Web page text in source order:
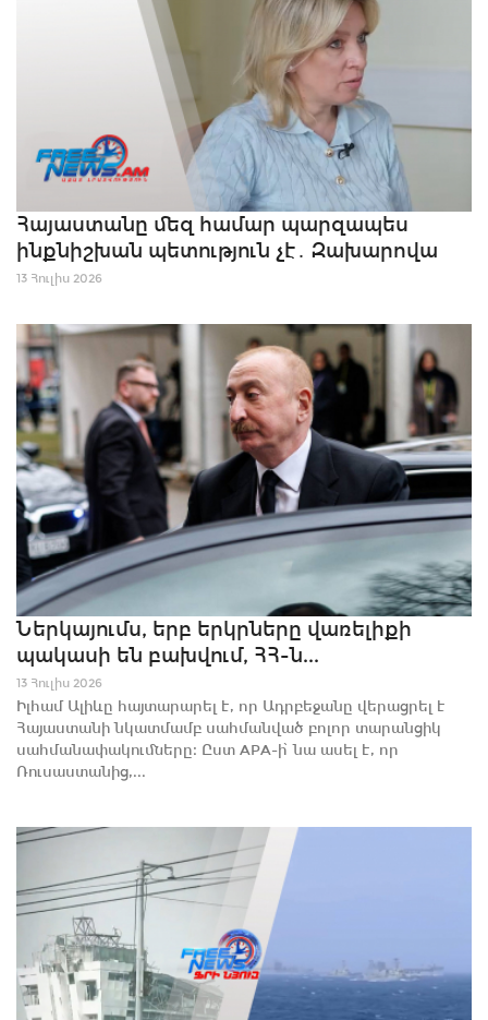
Հայաստանը մեզ համար պարզապես
ինքնիշխան պետություն չէ․ Զախարովա
13 Հուլիս 2026
Ներկայումս, երբ երկրները վառելիքի
պակասի են բախվում, ՀՀ-ն...
13 Հուլիս 2026
Իլհամ Ալիևը հայտարարել է, որ Ադրբեջանը վերացրել է
Հայաստանի նկատմամբ սահմանված բոլոր տարանցիկ
սահմանափակումները։ Ըստ APA-ի՝ նա ասել է, որ
Ռուսաստանից,...